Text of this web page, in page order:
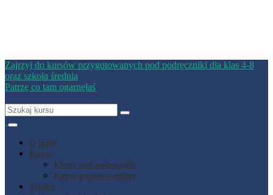
Zajrzyj do kursów przygotowanych pod podręczniki dla klas 4-8
oraz szkoła średnia
Patrzę co tam ogarnęłaś
O mnie
Kursy
Kursy pod podręcznik
Kursy grupowe online
Tablice